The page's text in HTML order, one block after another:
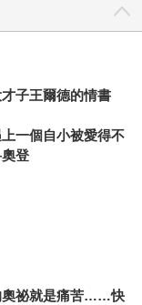
子王爾德的情書
一個自小被愛得不
奧登
奧祕就是痛苦……快